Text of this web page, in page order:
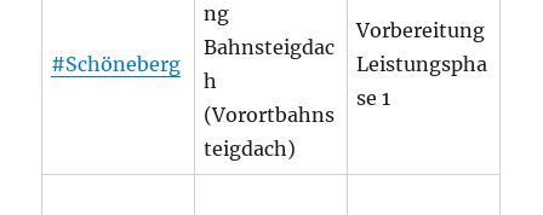
#Schöneberg
ng
Bahnsteigdac
h
(Vorortbahns
teigdach)
Vorbereitung
Leistungspha
se 1